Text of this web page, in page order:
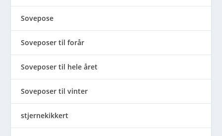
Sovepose
Soveposer til forår
Soveposer til hele året
Soveposer til vinter
stjernekikkert